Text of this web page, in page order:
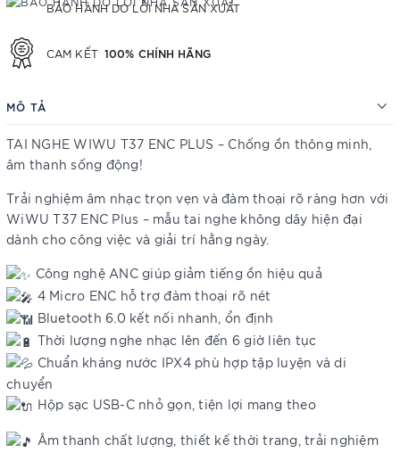
BẢO HÀNH DO LỖI NHÀ SẢN XUẤT
CAM KẾT 100% CHÍNH HÃNG
MÔ TẢ
TAI NGHE WIWU T37 ENC PLUS – Chống ồn thông minh,
âm thanh sống động!
Trải nghiệm âm nhạc trọn vẹn và đàm thoại rõ ràng hơn với
WiWU T37 ENC Plus – mẫu tai nghe không dây hiện đại
dành cho công việc và giải trí hằng ngày.
Công nghệ ANC giúp giảm tiếng ồn hiệu quả
4 Micro ENC hỗ trợ đàm thoại rõ nét
Bluetooth 6.0 kết nối nhanh, ổn định
Thời lượng nghe nhạc lên đến 6 giờ liên tục
Chuẩn kháng nước IPX4 phù hợp tập luyện và di
chuyển
Hộp sạc USB-C nhỏ gọn, tiện lợi mang theo
Âm thanh chất lượng, thiết kế thời trang, trải nghiệm